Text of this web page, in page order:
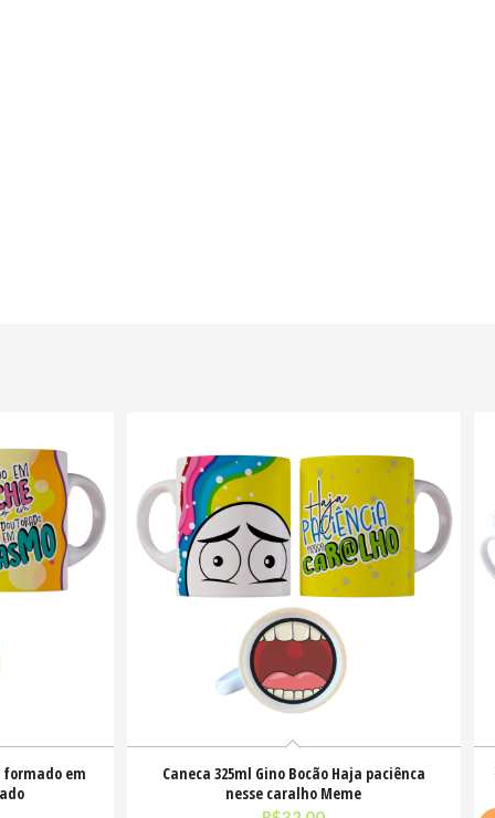
formado em
Caneca 325ml Gino Bocão Haja paciênca
nesse caralho Meme